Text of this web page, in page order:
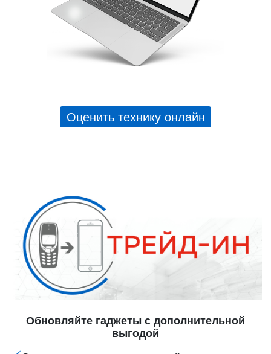
Оценить технику онлайн
Обновляйте гаджеты с дополнительной
выгодой